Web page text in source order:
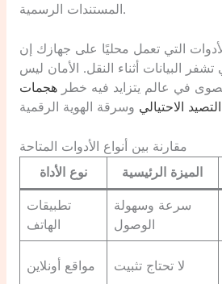
المستندات الرسمية.
التي تعمل محليًا على جهازك إن
تشفر البيانات أثناء النقل. الأمان ليس
في عالم يتزايد فيه خطرهجمات
التصيد الاحتيالي
مقارنة بين أنواع الأدوات المتاحة
نوع الأداة
الميزة الرئيسية
تطبيقات
الهاتف
سرعة وسهولة
الوصول
مواقع أونلاين لا تحتاج تثبيت